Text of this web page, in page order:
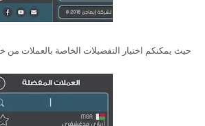
حيث يمكنكم اختيار التفضيلات الخاصة بالعملات من